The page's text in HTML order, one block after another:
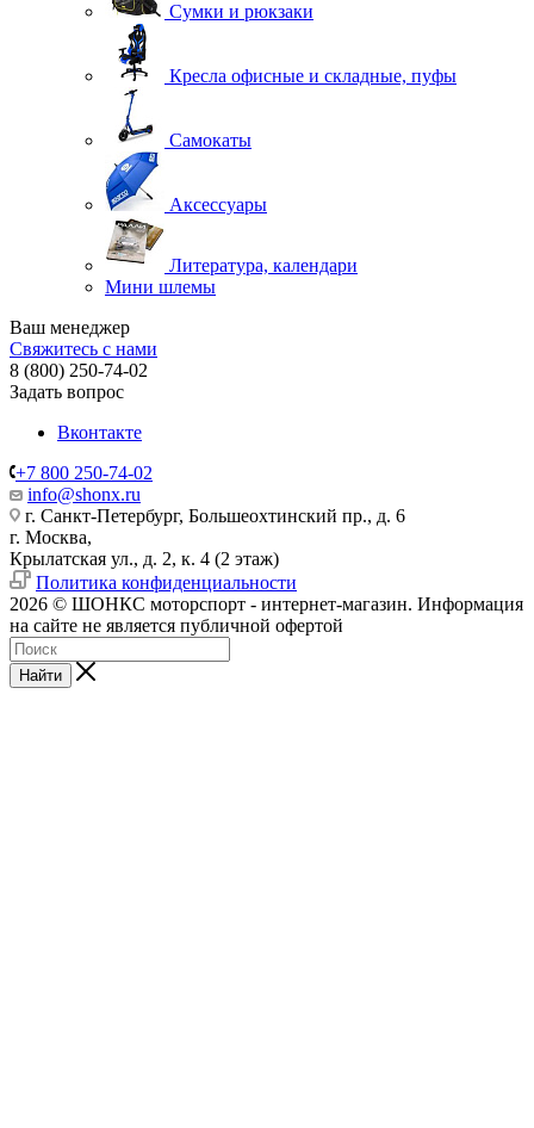
Сумки и рюкзаки
Кресла офисные и складные, пуфы
Самокаты
Аксессуары
Литература, календари
Мини шлемы
Ваш менеджер
Свяжитесь с нами
8 (800) 250-74-02
Задать вопрос
Вконтакте
+7 800 250-74-02
info@shonx.ru
г. Санкт-Петербург, Большеохтинский пр., д. 6
г. Москва,
Крылатская ул., д. 2, к. 4 (2 этаж)
Политика конфиденциальности
2026 © ШОНКС моторспорт - интернет-магазин. Информация
на сайте не является публичной офертой
Найти